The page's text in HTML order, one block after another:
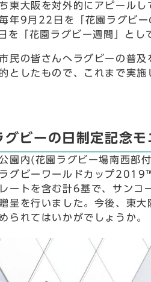
東大阪を対外的にアピール
年9月22日を「花園ラグビ
を「花園ラグビー週間」とし
民の皆さんへラグビーの普
としたもので、これまで実
グビーの日制定記念
園内(花園ラグビー場南西部
グビーワールドカップ
ートを含む計6基で、サンコ
呈を行いました。今後、東
られてはいかがでしょうか。